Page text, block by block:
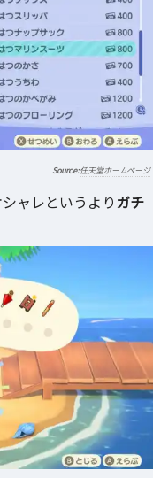
任天堂ホームページ
ャレというより ガチ